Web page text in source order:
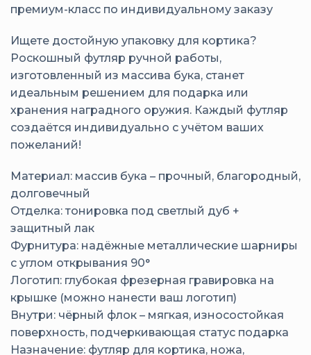
премиум-класс по индивидуальному заказу
Ищете достойную упаковку для кортика?
Роскошный футляр ручной работы,
изготовленный из массива бука, станет
идеальным решением для подарка или
хранения наградного оружия. Каждый футляр
создаётся индивидуально с учётом ваших
пожеланий!
Материал: массив бука – прочный, благородный,
долговечный
Отделка: тонировка под светлый дуб +
защитный лак
Фурнитура: надёжные металлические шарниры
с углом открывания 90°
Логотип: глубокая фрезерная гравировка на
крышке (можно нанести ваш логотип)
Внутри: чёрный флок – мягкая, износостойкая
поверхность, подчеркивающая статус подарка
Назначение: футляр для кортика, ножа,